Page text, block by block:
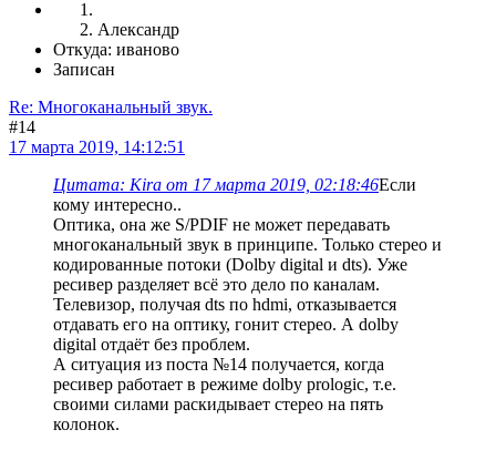
Александр
Откуда: иваново
Записан
Re: Многоканальный звук.
#14
17 марта 2019, 14:12:51
Цитата: Kira от 17 марта 2019, 02:18:46Если
кому интересно..
Оптика, она же S/PDIF не может передавать
многоканальный звук в принципе. Только стерео и
кодированные потоки (Dolby digital и dts). Уже
ресивер разделяет всё это дело по каналам.
Телевизор, получая dts по hdmi, отказывается
отдавать его на оптику, гонит стерео. А dolby
digital отдаёт без проблем.
А ситуация из поста №14 получается, когда
ресивер работает в режиме dolby prologic, т.е.
своими силами раскидывает стерео на пять
колонок.